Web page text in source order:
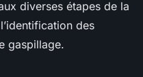
diverses étapes de la
des
gaspillage.